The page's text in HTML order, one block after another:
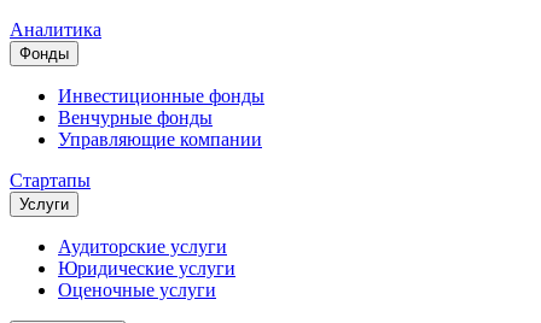
Аналитика
Фонды
Инвестиционные фонды
Венчурные фонды
Управляющие компании
Стартапы
Услуги
Аудиторские услуги
Юридические услуги
Оценочные услуги